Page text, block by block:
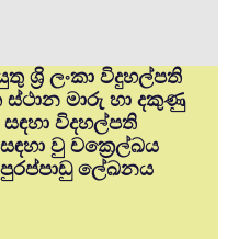
ශ්‍රි ලංකා විදුහල්පති
මාරු හා දකුණු
විදහල්පති
වු චක්‍රෙල්ඛය
ලේඛනය